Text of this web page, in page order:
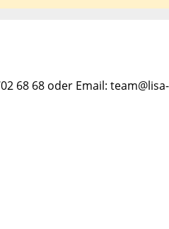
68 68 oder Email: